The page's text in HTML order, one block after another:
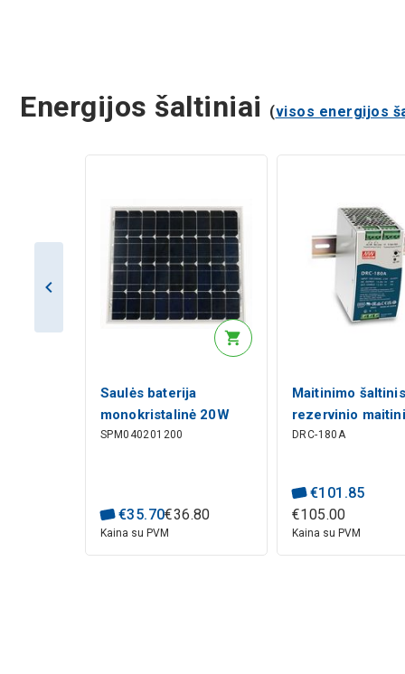
Energijos šaltiniai (visos energijos
Saulės baterija
monokristalinė 20W
18.5V 1.09A,
SPM040201200
€35.70€36.80
Kaina su PVM
Maitinimo
rezervinio
funkcija 13.8V
bėgio MEAN
DRC-180A
€101 .85
€105.00
Kaina su PVM